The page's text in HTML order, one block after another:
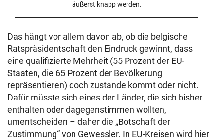
äußerst knapp werden.
Das hängt vor allem davon ab, ob die belgische
Ratspräsidentschaft den Eindruck gewinnt, dass
eine qualifizierte Mehrheit (55 Prozent der EU-
Staaten, die 65 Prozent der Bevölkerung
repräsentieren) doch zustande kommt oder nicht.
Dafür müsste sich eines der Länder, die sich bisher
enthalten oder dagegenstimmen wollten,
umentscheiden – daher die „Botschaft der
Zustimmung“ von Gewessler. In EU-Kreisen wird hier